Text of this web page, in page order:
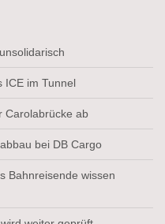
ICE im Tunnel
Carolabrücke ab
bei DB Cargo
Bahnreisende wissen